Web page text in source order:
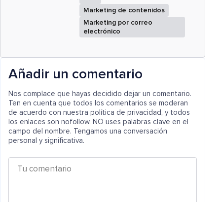
Marketing de contenidos
Marketing por correo
electrónico
Añadir un comentario
Nos complace que hayas decidido dejar un comentario.
Ten en cuenta que todos los comentarios se moderan
de acuerdo con nuestra política de privacidad, y todos
los enlaces son nofollow. NO uses palabras clave en el
campo del nombre. Tengamos una conversación
personal y significativa.